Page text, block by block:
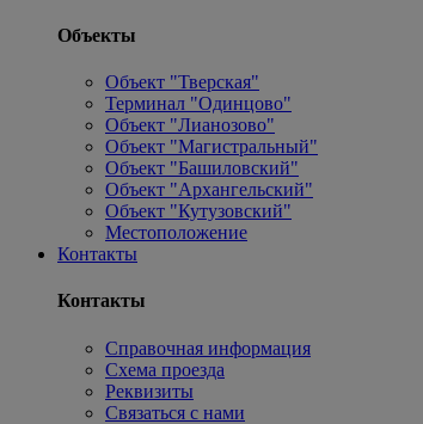
Объекты
Объект "Тверская"
Терминал "Одинцово"
Объект "Лианозово"
Объект "Магистральный"
Объект "Башиловский"
Объект "Архангельский"
Объект "Кутузовский"
Местоположение
Контакты
Контакты
Справочная информация
Схема проезда
Реквизиты
Связаться с нами